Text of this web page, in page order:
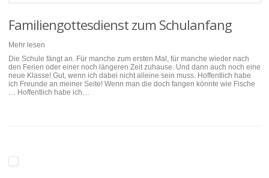
Familiengottesdienst zum Schulanfang
Mehr lesen
Die Schule fängt an. Für manche zum ersten Mal, für manche wieder nach
den Ferien oder einer noch längeren Zeit zuhause. Und dann auch noch eine
neue Klasse! Gut, wenn ich dabei nicht alleine sein muss. Hoffentlich habe
ich Freunde an meiner Seite! Wenn man die doch fangen könnte wie Fische
… Hoffentlich habe ich…